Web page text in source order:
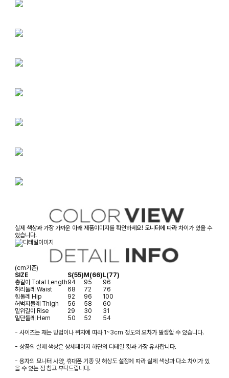
실제 색상과 가장 가까운 아래 제품이미지를 확인하세요! 모니터에 따라 차이가 있을 수
있습니다.
(cm기준)
SIZE
S(55)M(66)L(77)
총길이 Total Length94 95
96
허리둘레 Waist 68 72
76
힙둘레 Hip 92 96
100
허벅지둘레 Thigh 56 58
60
밑위길이 Rise 29 30
31
밑단둘레 Hem 50 52
54
- 사이즈는 재는 방법이나 위치에 따라 1~3cm 정도의 오차가 발생할 수 있습니다.
- 상품의 실제 색상은 상세페이지 하단의 디테일 컷과 가장 유사합니다.
- 용자의 모니터 사양, 휴대폰 기종 및 해상도 설정에 따라 실제 색상과 다소 차이가 있
을 수 있는 점 참고 부탁드립니다.